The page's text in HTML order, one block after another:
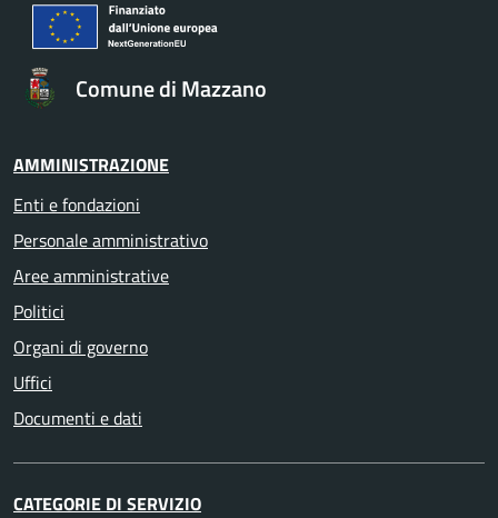
Comune di Mazzano
AMMINISTRAZIONE
Enti e fondazioni
Personale amministrativo
Aree amministrative
Politici
Organi di governo
Uffici
Documenti e dati
CATEGORIE DI SERVIZIO